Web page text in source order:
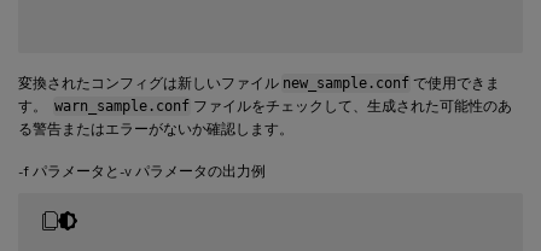
変換されたコンフィグは新しいファイル new_sample.conf で使用できま
す。
warn_sample.conf ファイルをチェックして、生成された可能性のあ
る警告またはエラーがないか確認します。
-f パラメータと-v パラメータの出力例